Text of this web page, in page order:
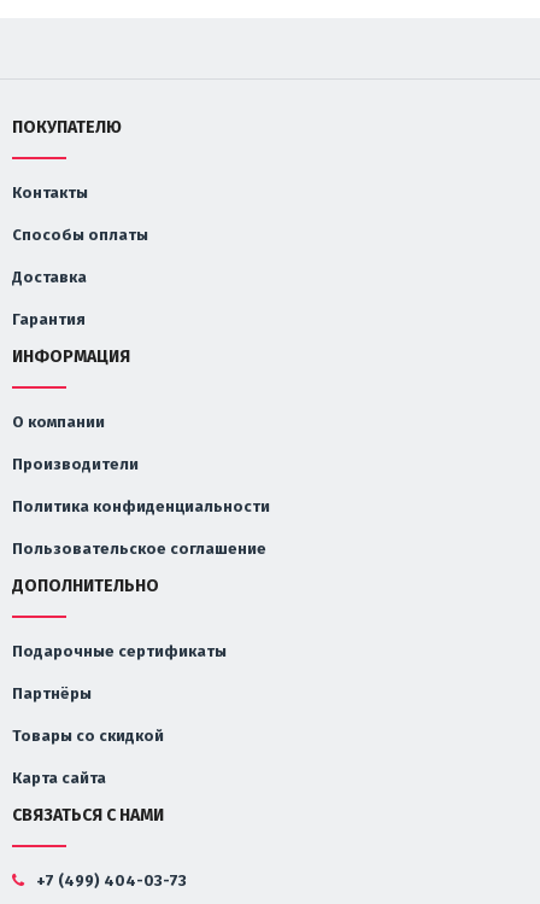
ПОКУПАТЕЛЮ
Контакты
Способы оплаты
Доставка
Гарантия
ИНФОРМАЦИЯ
О компании
Производители
Политика конфиденциальности
Пользовательское соглашение
ДОПОЛНИТЕЛЬНО
Подарочные сертификаты
Партнёры
Товары со скидкой
Карта сайта
СВЯЗАТЬСЯ С НАМИ
+7 (499) 404-03-73